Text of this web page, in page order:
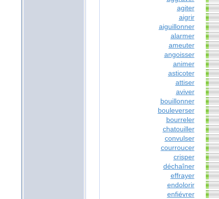
agiter
aigrir
aiguillonner
alarmer
ameuter
angoisser
animer
asticoter
attiser
aviver
bouillonner
bouleverser
bourreler
chatouiller
convulser
courroucer
crisper
déchaîner
effrayer
endolorir
enfiévrer